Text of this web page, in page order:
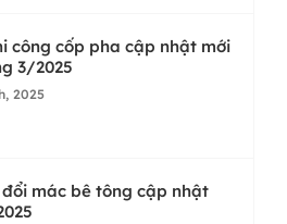
công cốp pha cập nhật mới
3/2025
2025
mác bê tông cập nhật